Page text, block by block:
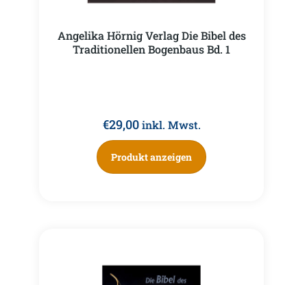
Angelika Hörnig Verlag Die Bibel des
Traditionellen Bogenbaus Bd. 1
€29,00 inkl. Mwst.
Produkt anzeigen